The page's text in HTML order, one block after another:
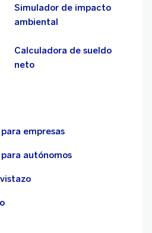
Simulador de impacto
ambiental
Calculadora de sueldo
neto
empresas
autónomos